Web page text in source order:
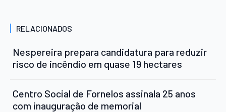
RELACIONADOS
Nespereira prepara candidatura para reduzir
risco de incêndio em quase 19 hectares
Centro Social de Fornelos assinala 25 anos
com inauguração de memorial